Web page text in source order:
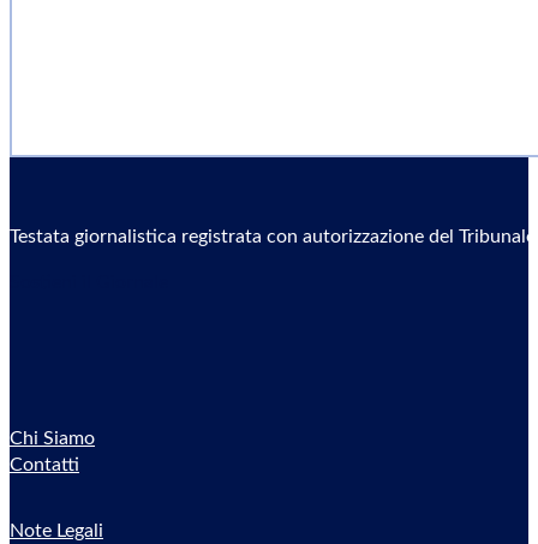
Testata giornalistica registrata con autorizzazione del
Chi Siamo
Contatti
Note Legali